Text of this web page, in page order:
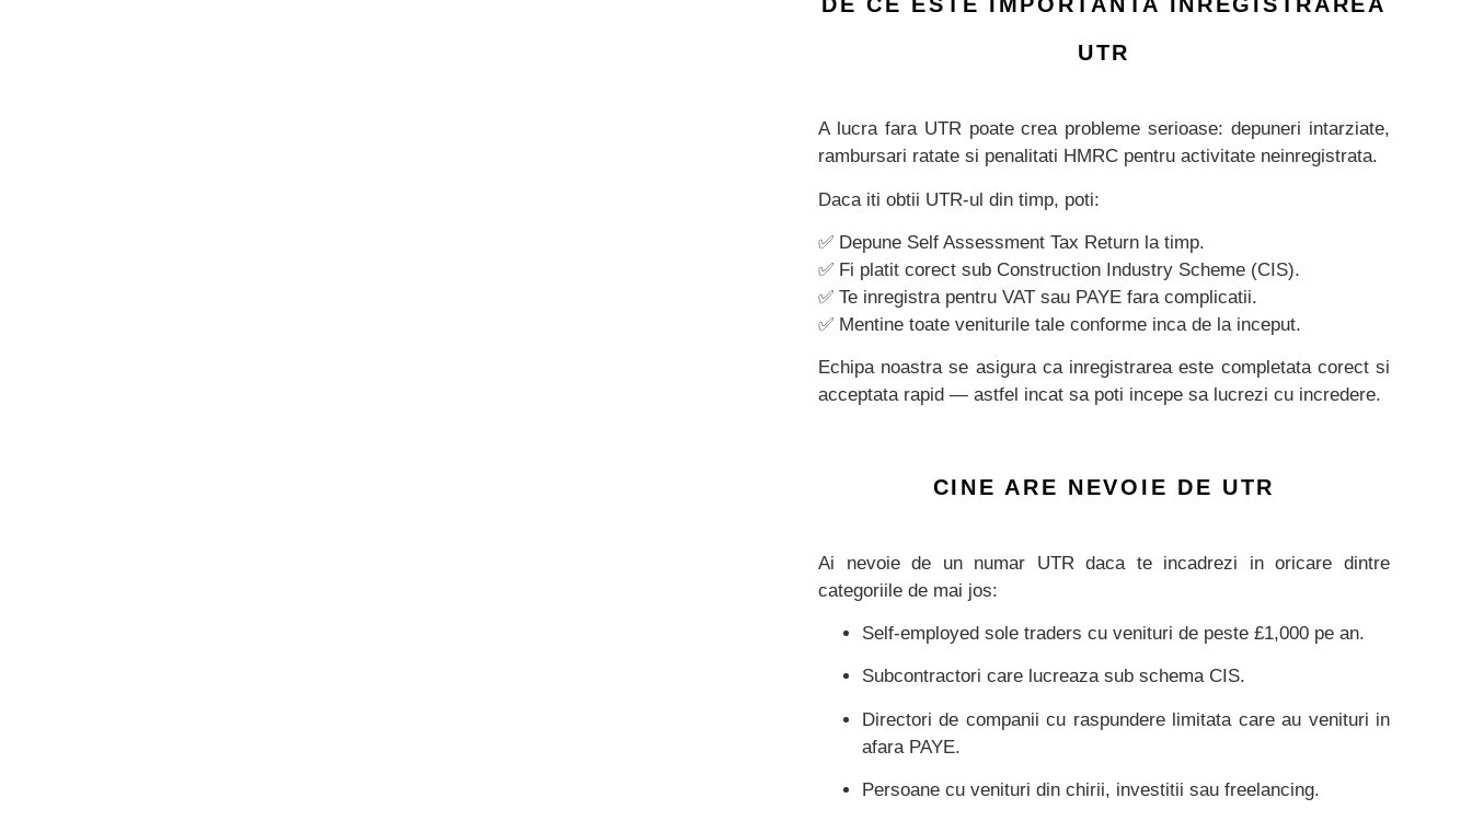
UTR
A lucra fara UTR poate crea probleme serioase: depuneri intarziate,
rambursari ratate si penalitati HMRC pentru activitate neinregistrata.
Daca iti obtii UTR-ul din timp, poti:
✅ Depune Self Assessment Tax Return la timp.
✅ Fi platit corect sub Construction Industry Scheme (CIS).
✅ Te inregistra pentru VAT sau PAYE fara complicatii.
✅ Mentine toate veniturile tale conforme inca de la inceput.
Echipa noastra se asigura ca inregistrarea este completata corect si
acceptata rapid — astfel incat sa poti incepe sa lucrezi cu incredere.
CINE ARE NEVOIE DE UTR
Ai nevoie de un numar UTR daca te incadrezi in oricare dintre
categoriile de mai jos:
Self-employed sole traders cu venituri de peste £1,000 pe an.
Subcontractori care lucreaza sub schema CIS.
Directori de companii cu raspundere limitata care au venituri in
afara PAYE.
Persoane cu venituri din chirii, investitii sau freelancing.